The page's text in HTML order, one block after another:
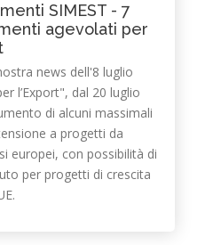
SIMEST - 7
agevolati per
news dell'8 luglio
l’Export", dal 20 luglio
di alcuni massimali
a progetti da
europei, con possibilità di
per progetti di crescita